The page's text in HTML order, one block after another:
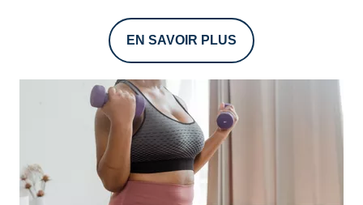
EN SAVOIR PLUS